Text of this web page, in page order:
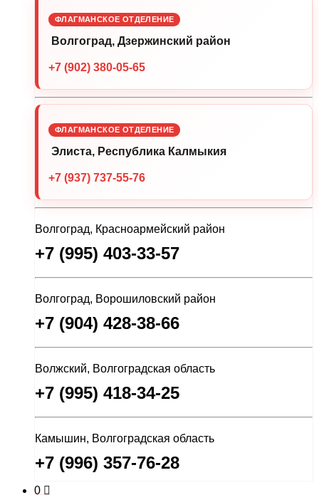
ФЛАГМАНСКОЕ ОТДЕЛЕНИЕ
Волгоград, Дзержинский район
+7 (902) 380-05-65
ФЛАГМАНСКОЕ ОТДЕЛЕНИЕ
Элиста, Республика Калмыкия
+7 (937) 737-55-76
Волгоград, Красноармейский район
+7 (995) 403-33-57
Волгоград, Ворошиловский район
+7 (904) 428-38-66
Волжский, Волгоградская область
+7 (995) 418-34-25
Камышин, Волгоградская область
+7 (996) 357-76-28
0